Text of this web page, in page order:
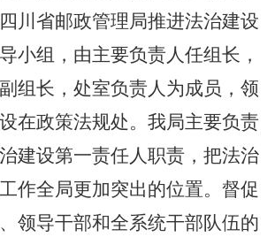
川省邮政管理局推进法治建设
小组，由主要负责人任组长，
组长，处室负责人为成员，领
在政策法规处。我局主要负责
建设第一责任人职责，把法治
作全局更加突出的位置。督促
领导干部和全系统干部队伍的